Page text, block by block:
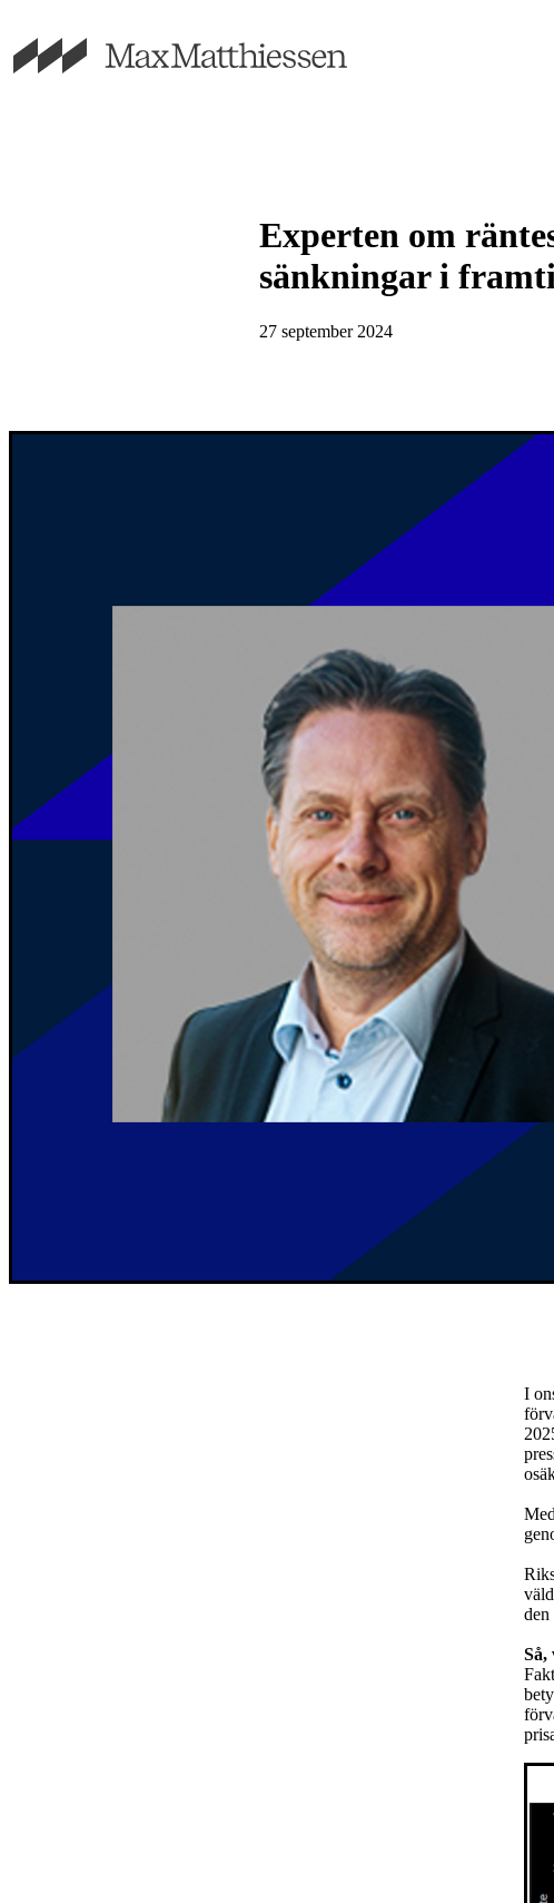
Experten om
sänkningar i
27 september 2024
I
den
Så,